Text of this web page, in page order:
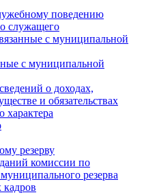
поведению
служащего
с муниципальной
с муниципальной
о доходах,
и обязательствах
характера
резерву
комиссии по
резерва
кадров